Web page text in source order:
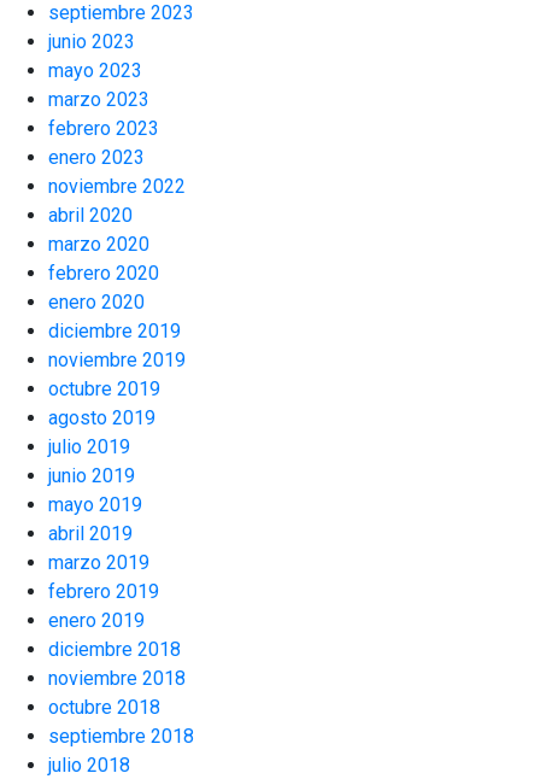
septiembre 2023
junio 2023
mayo 2023
marzo 2023
febrero 2023
enero 2023
noviembre 2022
abril 2020
marzo 2020
febrero 2020
enero 2020
diciembre 2019
noviembre 2019
octubre 2019
agosto 2019
julio 2019
junio 2019
mayo 2019
abril 2019
marzo 2019
febrero 2019
enero 2019
diciembre 2018
noviembre 2018
octubre 2018
septiembre 2018
julio 2018